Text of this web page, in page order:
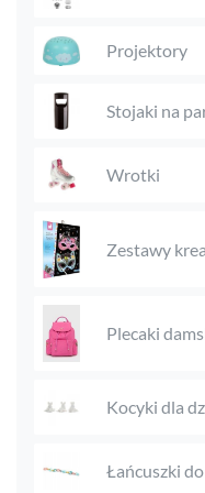
Projektory
Stojaki na
Wrotki
Zestawy
Plecaki
Kocyki dla
Łańcuszki